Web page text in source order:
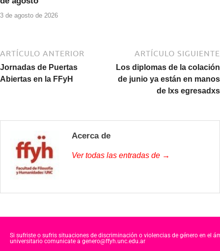
3 de agosto de 2026
ARTÍCULO ANTERIOR
Jornadas de Puertas
Abiertas en la FFyH
ARTÍCULO SIGUIENTE
Los diplomas de la colación
de junio ya están en manos
de lxs egresadxs
Acerca de
Ver todas las entradas de →
Si sufriste o sufris situaciones de discriminación o violencias de género en el
universitario comunicate a genero@ffyh.unc.edu.ar